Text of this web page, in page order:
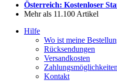
Österreich: Kostenloser
Mehr als 11.100 Artikel
Hilfe
Wo ist meine
Rücksendungen
Versandkosten
Zahlungsmöglichkeiten
Kontakt